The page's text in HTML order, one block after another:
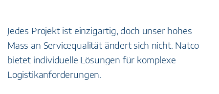
Jedes Projekt ist einzigartig, doch unser hohes
Mass an Servicequalität ändert sich nicht. Natco
bietet individuelle Lösungen für komplexe
Logistikanforderungen.